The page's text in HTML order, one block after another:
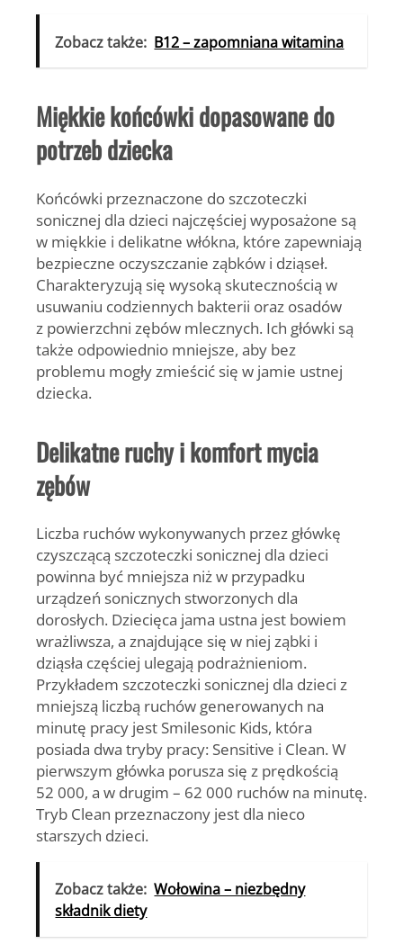
Zobacz także: B12 – zapomniana witamina
Miękkie końcówki dopasowane do
potrzeb dziecka
Końcówki przeznaczone do szczoteczki
sonicznej dla dzieci najczęściej wyposażone są
w miękkie i delikatne włókna, które zapewniają
bezpieczne oczyszczanie ząbków i dziąseł.
Charakteryzują się wysoką skutecznością w
usuwaniu codziennych bakterii oraz osadów
z powierzchni zębów mlecznych. Ich główki są
także odpowiednio mniejsze, aby bez
problemu mogły zmieścić się w jamie ustnej
dziecka.
Delikatne ruchy i komfort mycia
zębów
Liczba ruchów wykonywanych przez główkę
czyszczącą szczoteczki sonicznej dla dzieci
powinna być mniejsza niż w przypadku
urządzeń sonicznych stworzonych dla
dorosłych. Dziecięca jama ustna jest bowiem
wrażliwsza, a znajdujące się w niej ząbki i
dziąsła częściej ulegają podrażnieniom.
Przykładem szczoteczki sonicznej dla dzieci z
mniejszą liczbą ruchów generowanych na
minutę pracy jest Smilesonic Kids, która
posiada dwa tryby pracy: Sensitive i Clean. W
pierwszym główka porusza się z prędkością
52 000, a w drugim – 62 000 ruchów na minutę.
Tryb Clean przeznaczony jest dla nieco
starszych dzieci.
Zobacz także: Wołowina – niezbędny
składnik diety